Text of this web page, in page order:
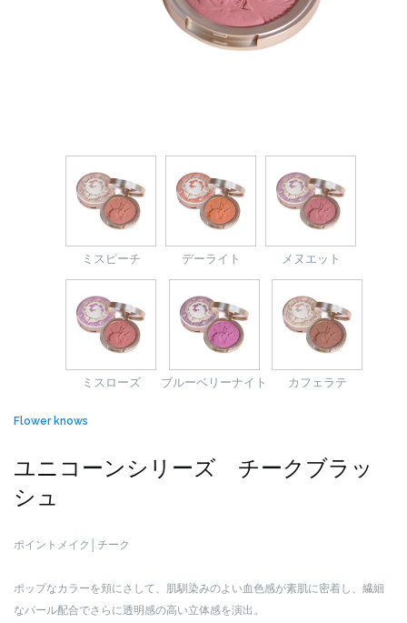
ミスピーチ デーライト メヌエット
ミスローズ ブルーベリーナイト カフェラテ
Flower knows
ユニコーンシリーズ チークブラッ
シュ
ポイントメイク│チーク
ポップなカラーを頬にさして、肌馴染みのよい血色感が素肌に密着し、繊細
なパール配合でさらに透明感の高い立体感を演出。